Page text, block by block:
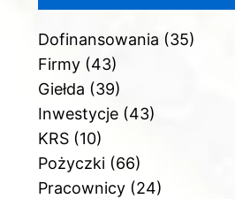
Dofinansowania (35)
Firmy(43)
Giełda (39)
Inwestycje(43)
KRS(10)
Pożyczki(66)
Pracownicy(24)